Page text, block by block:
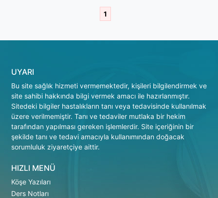
1
UYARI
Bu site sağlık hizmeti vermemektedir, kişileri bilgilendirmek ve
site sahibi hakkında bilgi vermek amacı ile hazırlanmıştır.
Sitedeki bilgiler hastalıkların tanı veya tedavisinde kullanılmak
üzere verilmemiştir. Tanı ve tedaviler mutlaka bir hekim
tarafından yapılması gereken işlemlerdir. Site içeriğinin bir
şekilde tanı ve tedavi amacıyla kullanımından doğacak
sorumluluk ziyaretçiye aittir.
HIZLI MENÜ
Köşe Yazıları
Ders Notları